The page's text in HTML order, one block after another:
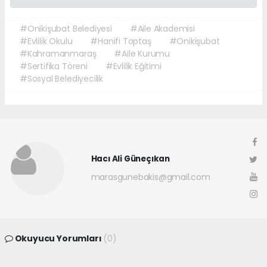
#Onikişubat Belediyesi
#Aile Akademisi
#Evlilik Okulu
#Hanifi Toptaş
#Onikişubat
#Kahramanmaraş
#Aile Kurumu
#Sertifika Töreni
#Evlilik Eğitimi
#Sosyal Belediyecilik
Hacı Ali Güneçıkan
marasgunebakis@gmail.com
Okuyucu Yorumları (0)